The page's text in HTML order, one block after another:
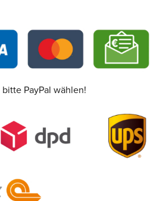
PayPal wählen!